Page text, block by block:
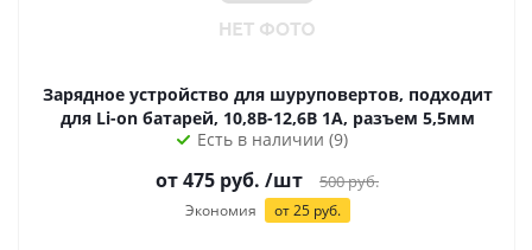
Зарядное устройство для шуруповертов, подходит
для Li-on батарей, 10,8В-12,6В 1А, разъем 5,5мм
Есть в наличии (9)
от475 руб. /шт 500руб.
Экономия от25руб.